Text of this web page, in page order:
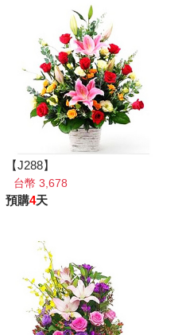
【J288】
台幣 3,678
預購4天